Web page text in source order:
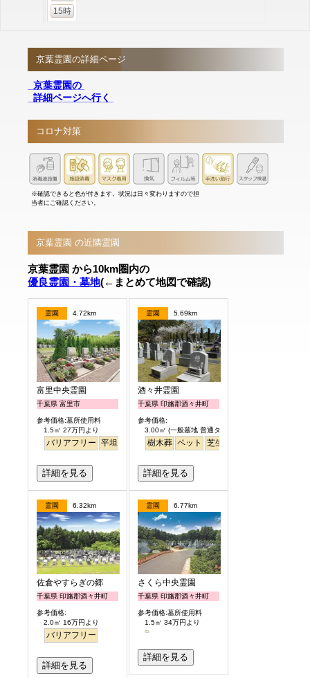
15時
京葉霊園の詳細ページ
京葉霊園の
詳細ページへ行く
コロナ対策
※確認できると色が付きます。状況は日々変わりますので担
当者にご確認ください。
京葉霊園 の近隣霊園
京葉霊園 から10km圏内の
優良霊園・墓地(←まとめて地図で確認)
霊園 4.72km
富里中央霊園
千葉県 富里市
参考価格:墓所使用料
1.5㎡ 27万円より
バリアフリー 平坦
詳細を見る
霊園 5.69km
酒々井霊園
千葉県 印旛郡酒々井町
参考価格:
3.00㎡ (一般墓地 普通タイプ) 25万円より
樹木葬 ペット 芝生
詳細を見る
霊園 6.32km
佐倉やすらぎの郷
千葉県 印旛郡酒々井町
参考価格:
2.0㎡ 16万円より
バリアフリー
詳細を見る
霊園 6.77km
さくら中央霊園
千葉県 印旛郡酒々井町
参考価格:墓所使用料
1.5㎡ 34万円より
詳細を見る